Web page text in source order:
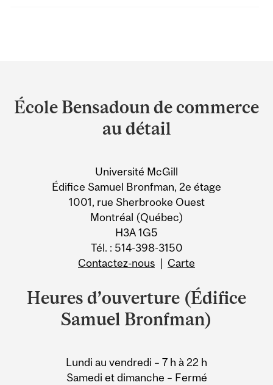
and
University
École Bensadoun de commerce
au détail
Université McGill
Édifice Samuel Bronfman, 2e étage
1001, rue Sherbrooke Ouest
Montréal (Québec)
H3A 1G5
Tél. : 514-398-3150
Contactez-nous | Carte
Heures d’ouverture (Édifice
Samuel Bronfman)
Lundi au vendredi – 7 h à 22 h
Samedi et dimanche – Fermé